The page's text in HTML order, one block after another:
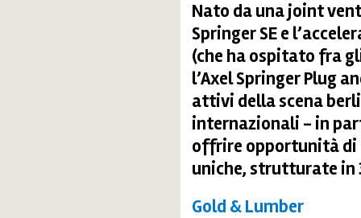
Nato da una joint
Springer SE e
(che ha ospitato fra
l’Axel Springer Plug
attivi della scena
internazionali - in
offrire opportunità di
uniche, strutturate
Gold & Lumber